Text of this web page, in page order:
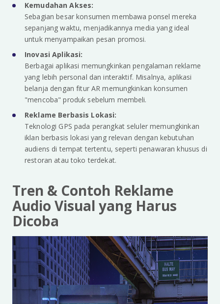
Kemudahan Akses:
Sebagian besar konsumen membawa ponsel mereka
sepanjang waktu, menjadikannya media yang ideal
untuk menyampaikan pesan promosi.
Inovasi Aplikasi:
Berbagai aplikasi memungkinkan pengalaman reklame
yang lebih personal dan interaktif. Misalnya, aplikasi
belanja dengan fitur AR memungkinkan konsumen
"mencoba" produk sebelum membeli.
Reklame Berbasis Lokasi:
Teknologi GPS pada perangkat seluler memungkinkan
iklan berbasis lokasi yang relevan dengan kebutuhan
audiens di tempat tertentu, seperti penawaran khusus di
restoran atau toko terdekat.
Tren & Contoh Reklame
Audio Visual yang Harus
Dicoba